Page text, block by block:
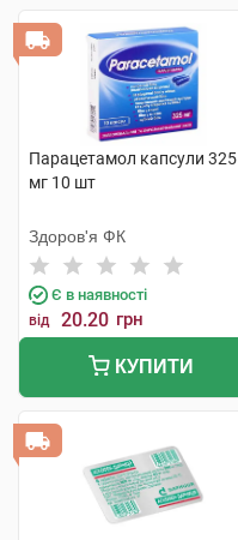
Парацетамол капсули 325
мг 10 шт
Здоров'я ФК
Є в наявності
від 20.20 грн
КУПИТИ